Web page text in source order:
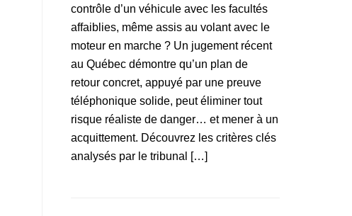
contrôle d’un véhicule avec les facultés
affaiblies, même assis au volant avec le
moteur en marche ? Un jugement récent
au Québec démontre qu’un plan de
retour concret, appuyé par une preuve
téléphonique solide, peut éliminer tout
risque réaliste de danger… et mener à un
acquittement. Découvrez les critères clés
analysés par le tribunal […]